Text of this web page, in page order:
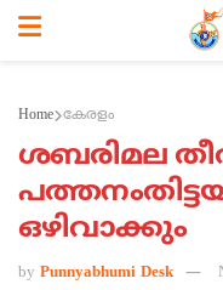
Home കേരളം
ശബരിമല
ഒഴിവാക്കും
by Punnyabhumi Desk